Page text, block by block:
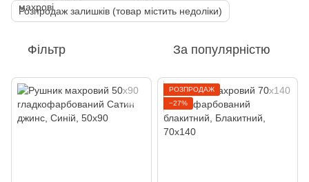
Розпродаж залишків (товар містить недоліки)
Фільтр За популярністю
РОЗПРОДАЖ
−27%